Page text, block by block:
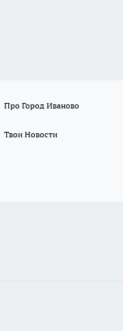
Про Город Иваново
Твои Новости